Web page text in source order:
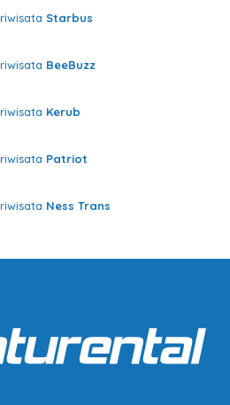
Starbus
BeeBuzz
Kerub
Patriot
Ness Trans